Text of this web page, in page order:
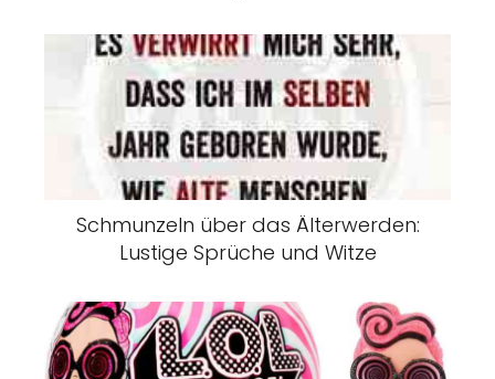
Schmunzeln über das Älterwerden:
Lustige Sprüche und Witze